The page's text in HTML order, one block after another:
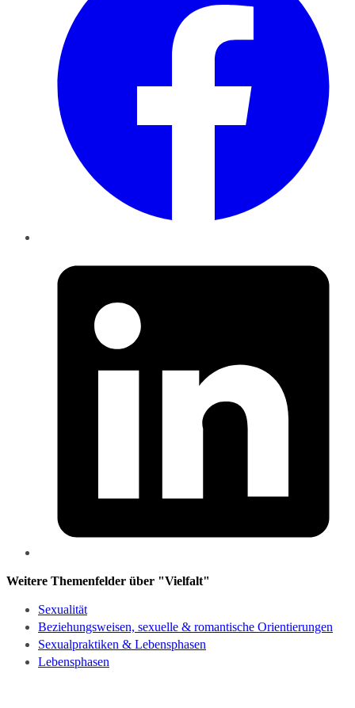
Weitere Themenfelder über "Vielfalt"
Sexualität
Beziehungsweisen, sexuelle & romantische Orientierungen
Sexualpraktiken & Lebensphasen
Lebensphasen